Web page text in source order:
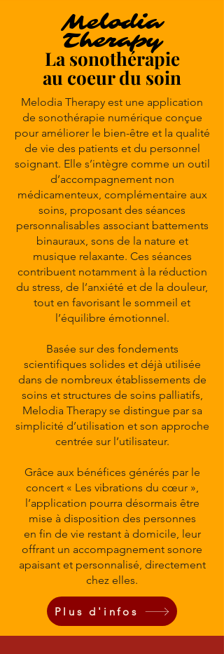
Melodia
Therapy
La sonothérapie
au coeur du soin
Melodia Therapy est une application
de sonothérapie numérique conçue
pour améliorer le bien-être et la qualité
de vie des patients et du personnel
soignant. Elle s’intègre comme un outil
d’accompagnement non
médicamenteux, complémentaire aux
soins, proposant des séances
personnalisables associant battements
binauraux, sons de la nature et
musique relaxante. Ces séances
contribuent notamment à la réduction
du stress, de l’anxiété et de la douleur,
tout en favorisant le sommeil et
l’équilibre émotionnel.
Basée sur des fondements
scientifiques solides et déjà utilisée
dans de nombreux établissements de
soins et structures de soins palliatifs,
Melodia Therapy se distingue par sa
simplicité d’utilisation et son approche
centrée sur l’utilisateur.
Grâce aux bénéfices générés par le
concert « Les vibrations du cœur »,
l’application pourra désormais être
mise à disposition des personnes
en fin de vie restant à domicile, leur
offrant un accompagnement sonore
apaisant et personnalisé, directement
chez elles.
Plus d'infos